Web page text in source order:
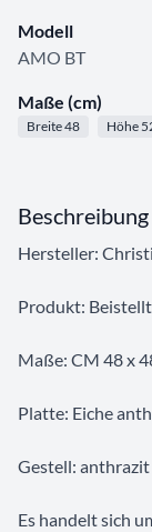
Modell
AMO BT
Maße (cm)
Breite 48 Höhe
Beschreibung
Hersteller:
Produkt:
Maße: CM 48 x
Platte: Eiche
Gestell: anthrazit
Es handelt sich